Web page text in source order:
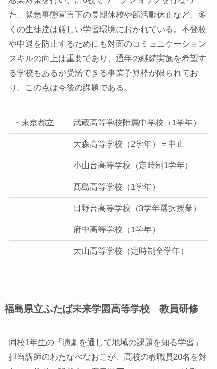
た。緊急事態宣言下の長期休校や部活動休止など、多
くの生徒達は厳しい学習環境におかれている。不登校
や中退を防止するためにも対面のコミュニケーション
スキルの向上は重要であり、通年の継続実施を希望す
る学校もあるが受諾できる事業予算枠が限られてお
り、この点は今後の課題である。
・東京都立 武蔵高等学校附属中学校（1学年）
大森高等学校（2学年）＝中止
小山台高等学校（定時制1学年）
髙島高等学校（1学年）
日野台高等学校（3学年選択授業）
府中高等学校（1学年）
大山高等学校（定時制全学年）
福島県立ふたば未来学園高等学校 教員研修
同校1年生の「演劇を通して地域の課題を知る学習」
担当講師のわたなべなおこが、高校の教職員20名を対